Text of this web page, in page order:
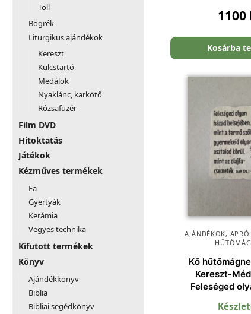
1100
Kosárba
AJÁNDÉKOK,
Kő
Kereszt-
Feleséged
Toll
Bögrék
Liturgikus ajándékok
Kereszt
Kulcstartó
Medálok
Nyaklánc, karkötő
Rózsafüzér
Film DVD
Hitoktatás
Játékok
Kézműves termékek
Fa
Gyertyák
Kerámia
Vegyes technika
Kifutott termékek
Könyv
Ajándékkönyv
Biblia
Bibliai segédkönyv